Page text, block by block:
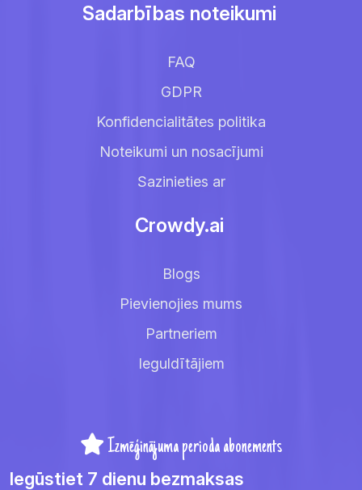
Sadarbības noteikumi
FAQ
GDPR
Konfidencialitātes politika
Noteikumi un nosacījumi
Sazinieties ar
Crowdy.ai
Blogs
Pievienojies mums
Partneriem
Ieguldītājiem
Izmēģinājuma perioda abonements
Iegūstiet 7 dienu bezmaksas